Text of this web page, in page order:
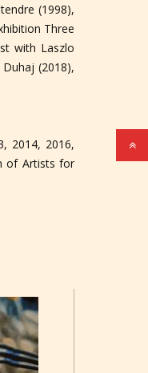
(1998),
Three
with Laszlo
(2018),
2014, 2016,
of Artists for